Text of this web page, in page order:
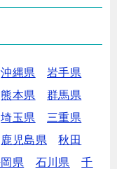
沖縄県
岩手県
熊本県
群馬県
埼玉県
三重県
鹿児島県
秋田
県 石川県
千